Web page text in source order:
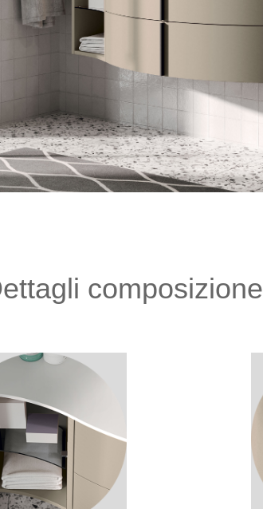
composizione